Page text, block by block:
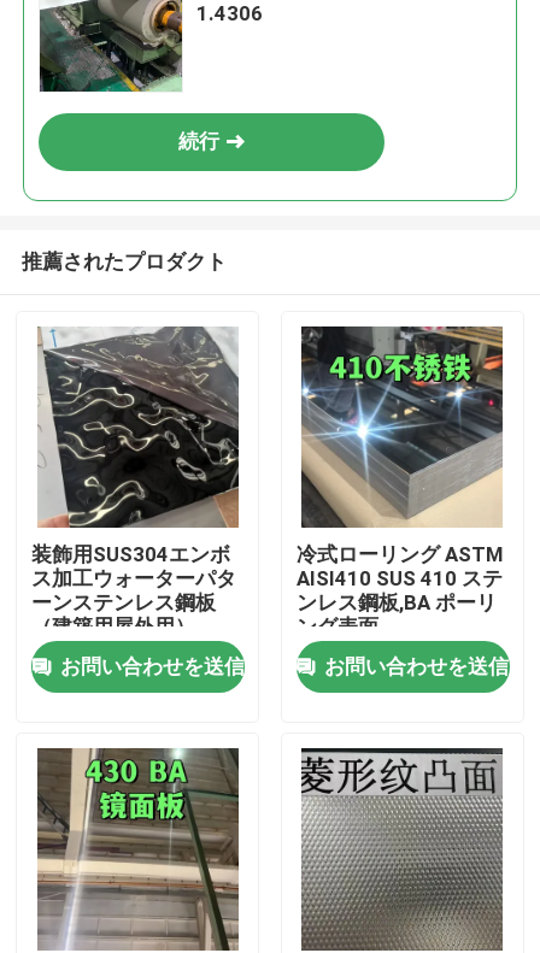
製品
ビデオ
1.4306
続行
推薦されたプロダクト
装飾用SUS304エンボ
ス加工ウォーターパタ
ーンステンレス鋼板
（建築用屋外用）
お問い合わせを送信
冷式ローリング ASTM
AISI410 SUS 410 ステ
ンレス鋼板,BA ポーリ
ング表面
0.8*1220*2440
お問い合わせを送信